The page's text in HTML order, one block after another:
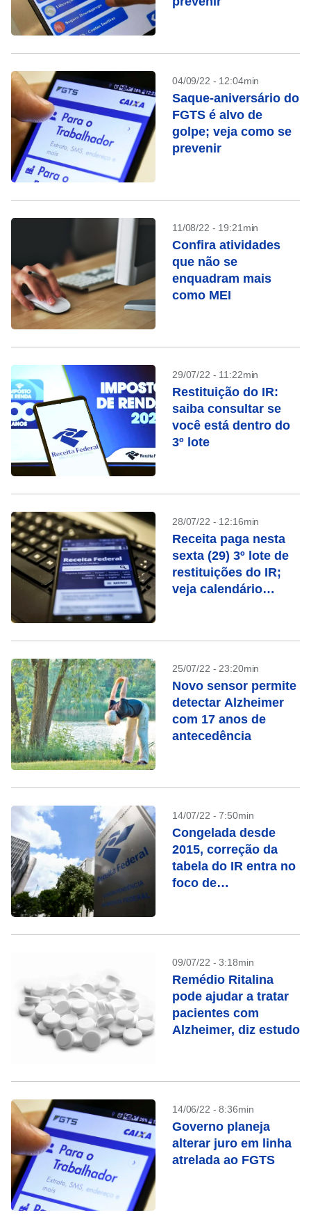
04/09/22 - 12:04min
Saque-aniversário do
FGTS é alvo de
golpe; veja como se
prevenir
11/08/22 - 19:21min
Confira atividades
que não se
enquadram mais
como MEI
29/07/22 - 11:22min
Restituição do IR:
saiba consultar se
você está dentro do
3º lote
28/07/22 - 12:16min
Receita paga nesta
sexta (29) 3º lote de
restituições do IR;
veja calendário
25/07/22 - 23:20min
Novo sensor permite
detectar Alzheimer
com 17 anos de
antecedência
14/07/22 - 7:50min
Congelada desde
2015, correção da
tabela do IR entra no
foco de
09/07/22 - 3:18min
Remédio Ritalina
pode ajudar a tratar
pacientes com
Alzheimer, diz estudo
14/06/22 - 8:36min
Governo planeja
alterar juro em linha
atrelada ao FGTS